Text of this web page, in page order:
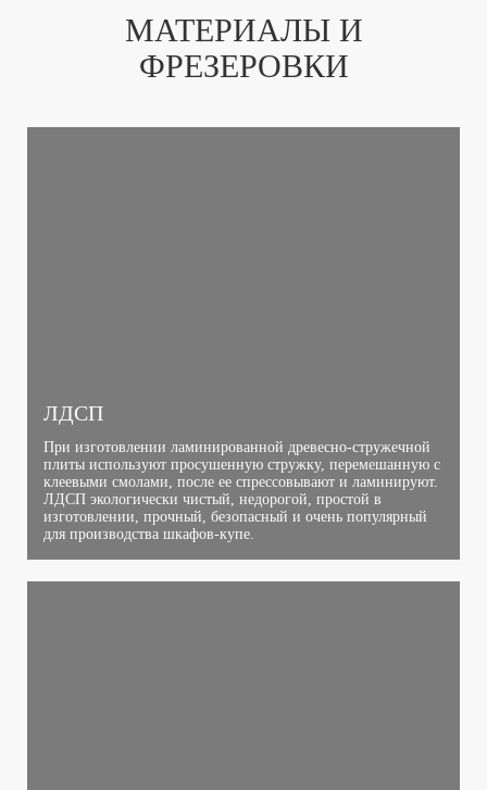
МАТЕРИАЛЫ И
ФРЕЗЕРОВКИ
ЛДСП
При изготовлении ламинированной древесно-стружечной
плиты используют просушенную стружку, перемешанную с
клеевыми смолами, после ее спрессовывают и ламинируют.
ЛДСП экологически чистый, недорогой, простой в
изготовлении, прочный, безопасный и очень популярный
для производства шкафов-купе.